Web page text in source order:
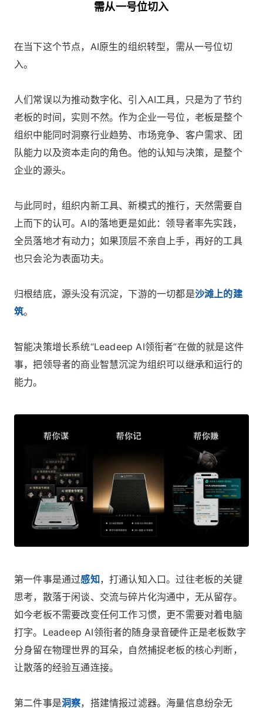
需从一号位切入
在当下这个节点，AI原生的组织转型，需从一号位切
入。
人们常误以为推动数字化、引入AI工具，只是为了节约
老板的时间，实则不然。作为企业一号位，老板是整个
组织中能同时洞察行业趋势、市场竞争、客户需求、团
队能力以及资本走向的角色。他的认知与决策，是整个
企业的源头。
与此同时，组织内新工具、新模式的推行，天然需要自
上而下的认可。AI的落地更是如此：领导者率先实践，
全员落地才有动力；如果顶层不亲自上手，再好的工具
也只会沦为表面功夫。
归根结底，源头没有沉淀，下游的一切都是沙滩上的建
筑。
智能决策增长系统“Leadeep AI领衔者”在做的就是这件
事，把领导者的商业智慧沉淀为组织可以继承和运行的
能力。
第一件事是通过感知，打通认知入口。过往老板的关键
思考，散落于闲谈、交流与碎片化沟通中，无从留存。
如今老板不需要改变任何工作习惯，更不需要对着电脑
打字。Leadeep AI领衔者的随身录音硬件正是老板数字
分身留在物理世界的耳朵，自然捕捉老板的核心判断，
让散落的经验互通连接。
第二件事是洞察，搭建情报过滤器。海量信息纷杂无